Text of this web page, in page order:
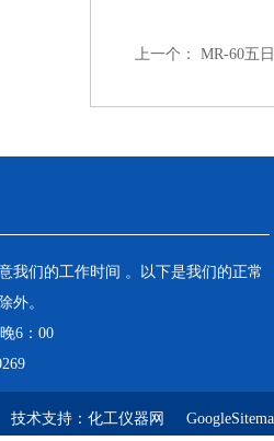
上一个： MR-60五
我们的工作时间 。以下是我们的正常
外。
6：00
术支持： 化工仪器网